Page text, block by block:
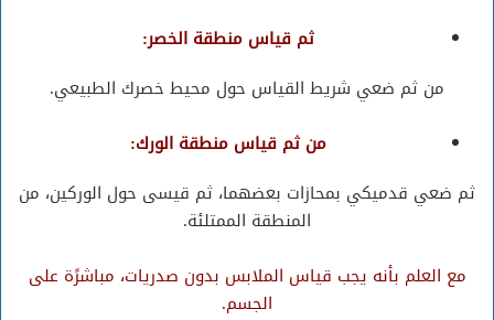
ثم قياس منطقة الخصر:
من ثم ضعي شريط القياس حول محيط خصرك الطبيعي.
من ثم قياس منطقة الورك:
ثم ضعي قدميكي بمحازات بعضهما، ثم قيسى حول الوركين، من
المنطقة الممتلئة.
مع العلم بأنه يجب قياس الملابس بدون صدريات، مباشرًة على
الجسم.